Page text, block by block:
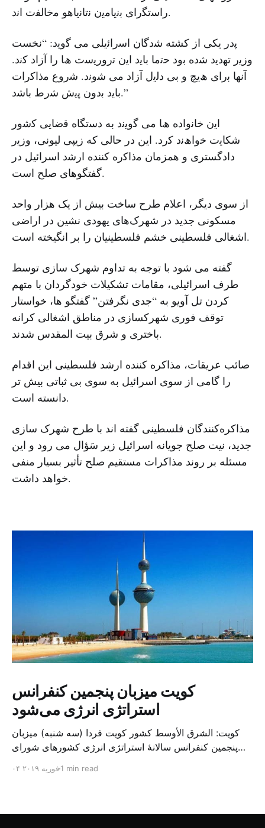
راﺳﺗﮕرای ﺑﻧﯾﺎﻣﯾن ﻧﺗﺎﻧﯾﺎھو ﻣﺧﺎﻟﻔت اﻧد.
ﭘدر ﯾﮑﯽ از کشته ﺷدﮔﺎن اﺳراﺋﯾﻠﯽ ﻣﯽ ﮔوﯾد: “نخست
وزﯾر ﺗﮭدﯾد ﺷده ﺑود ﺣﺗﻣﺎ ﺑﺎﯾد اﯾن ﺗرورﯾﺳت ھﺎ را آزاد ﮐﻧد.
آﻧﮭﺎ ﺑرای ھﯾﭻ و ﺑﯽ دﻟﯾل آزاد ﻣﯽ ﺷوﻧد. ﺷروع ﻣذاﮐرات
ﺑﺎﯾد ﺑدون ﭘﯾش ﺷرط ﺑﺎﺷد.”
اﯾن ﺧﺎﻧواده ھﺎ ﻣﯽ ﮔوﯾﻧد به دﺳﺗﮕﺎه ﻗﺿﺎﯾﯽ ﮐﺷور
ﺷﮑﺎﯾت ﺧواھﻧد ﮐرد. این در حالی که زیپی لیونی، وزﯾر
دادگستری و همزمان ﻣذاﮐره کننده ارﺷد اسرائیل در
گفتگوهای ﺻﻠﺢ است.
از سوی دیگر، اعلام طرح ساخت بیش از یک هزار واحد
مسکونی جدید در شهرک‌های یهودی نشین در اراضی
اشغالی فلسطینی خشم فلسطینیان را بر انگیخته است.
گفته می شود با توجه به تداوم شهرک سازی توسط
طرف اسرائیلی، مقامات تشکیلات خودگردان با متهم
کردن تل آویو به “جدی نگرفتن” گفتگو ها، خواستار
توقف فوری شهرکسازی در مناطق اشغالی کرانه
باختری و شرق بیت المقدس شدند.
صائب عریقات، مذاکره کننده ارشد فلسطینی این اقدام
را گامی از سوی اسرائیل به سوی بی ثباتی بیش تر
دانسته است.
مذاکره‌کنندگان فلسطینی گفته اند با طرح شهرک‌ سازی
جدید، نیت صلح جویانه اسرائیل زیر سَؤال می رود و این
مسئله بر روند مذاکرات مستقیم صلح تأثیر بسیار منفی
خواهد داشت.
کویت میزبان پنجمین کنفرانس
استراتژی انرژی می‌شود
کویت: الشرق الأوسط کشور کویت فردا (سه شنبه) میزبان
پنجمین کنفرانس سالانهٔ استراتژی انرژی کشورهای شورای
متخصص از شرکت‌های جهانی نفت و گاز در این کنفرانس
۰۴ فوریه ۲۰۱۹1 min read